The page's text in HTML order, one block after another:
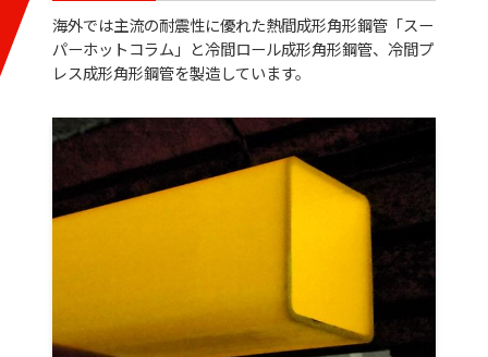
海外では主流の耐震性に優れた熱間成形角形鋼管「スー
パーホットコラム」と冷間ロール成形角形鋼管、冷間プ
レス成形角形鋼管を製造しています。